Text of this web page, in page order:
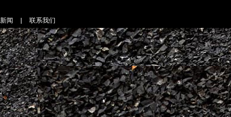
新闻 联系我们